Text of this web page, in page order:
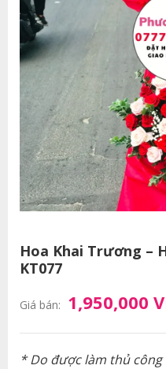
Hoa Khai Trương –
KT077
Giá bán: 1,950,000
* Do được làm thủ